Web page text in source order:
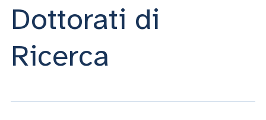
Dottorati di
Ricerca